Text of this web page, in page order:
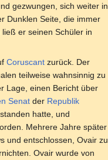
gezwungen, sich weiter in
Dunklen Seite, die immer
er seinen Schüler in
Coruscantzurück. Der
teilweise wahnsinnig zu
Lage, einen Bericht über
Senatder Republik
hatte, und
Mehrere Jahre später
und entschlossen, Ovair zu
Ovair wurde von